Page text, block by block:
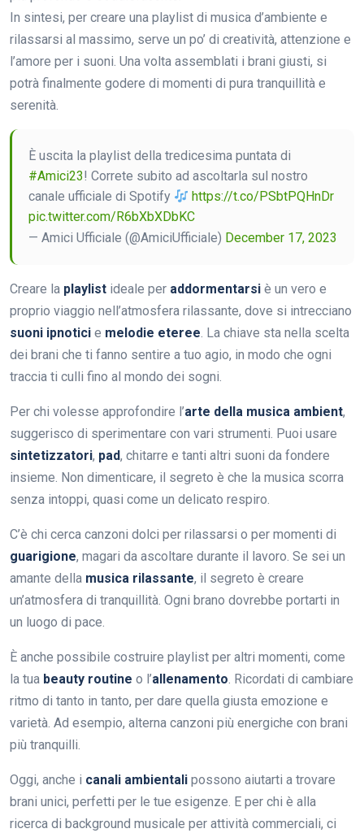
In sintesi, per creare una playlist di musica d’ambiente e
rilassarsi al massimo, serve un po’ di creatività, attenzione e
l’amore per i suoni. Una volta assemblati i brani giusti, si
potrà finalmente godere di momenti di pura tranquillità e
serenità.
È uscita la playlist della tredicesima puntata di
#Amici23! Correte subito ad ascoltarla sul nostro
canale ufficiale di Spotify
https://t.co/PSbtPQHnDr
pic.twitter.com/R6bXbXDbKC
— Amici Ufficiale (@AmiciUfficiale) December 17, 2023
Creare la playlist ideale per addormentarsi è un vero e
proprio viaggio nell’atmosfera rilassante, dove si intrecciano
suoni ipnotici e melodie eteree. La chiave sta nella scelta
dei brani che ti fanno sentire a tuo agio, in modo che ogni
traccia ti culli fino al mondo dei sogni.
Per chi volesse approfondire l’arte della musica ambient,
suggerisco di sperimentare con vari strumenti. Puoi usare
sintetizzatori, pad, chitarre e tanti altri suoni da fondere
insieme. Non dimenticare, il segreto è che la musica scorra
senza intoppi, quasi come un delicato respiro.
C’è chi cerca canzoni dolci per rilassarsi o per momenti di
guarigione, magari da ascoltare durante il lavoro. Se sei un
amante della musica rilassante, il segreto è creare
un’atmosfera di tranquillità. Ogni brano dovrebbe portarti in
un luogo di pace.
È anche possibile costruire playlist per altri momenti, come
la tua beauty routine o l’allenamento. Ricordati di cambiare
ritmo di tanto in tanto, per dare quella giusta emozione e
varietà. Ad esempio, alterna canzoni più energiche con brani
più tranquilli.
Oggi, anche i canali ambientali possono aiutarti a trovare
brani unici, perfetti per le tue esigenze. E per chi è alla
ricerca di background musicale per attività commerciali, ci